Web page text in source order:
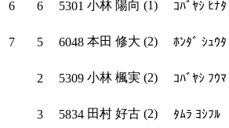
6 6 5301 小林 陽向 (1) ｺﾊﾞﾔｼ ﾋﾅﾀ
7 5 6048 本田 修大 (2) ﾎﾝﾀﾞ ｼｭｳﾀ
2 5309 小林 楓実 (2) ｺﾊﾞﾔｼ ﾌｳﾏ
3 5834 田村 好古 (2) ﾀﾑﾗ ﾖｼﾌﾙ